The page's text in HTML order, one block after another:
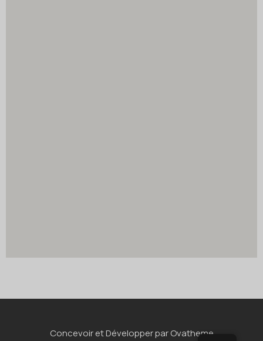
Concevoir et Développer par Ovatheme